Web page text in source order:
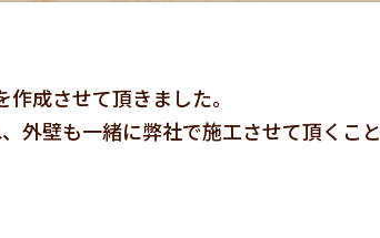
成させて頂きました。
外壁も一緒に弊社で施工させて頂くこと